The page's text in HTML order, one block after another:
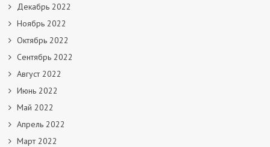
Декабрь 2022
Ноябрь 2022
Октябрь 2022
Сентябрь 2022
Август 2022
Июнь 2022
Май 2022
Апрель 2022
Март 2022